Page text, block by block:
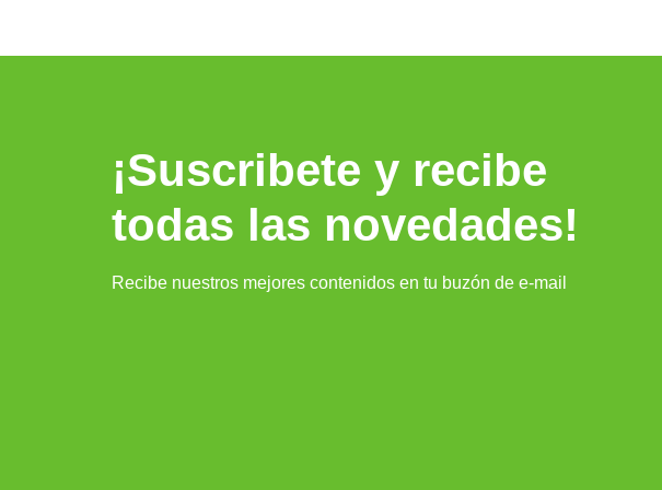
¡Suscribete y recibe
todas las novedades!
Recibe nuestros mejores contenidos en tu buzón de e-mail